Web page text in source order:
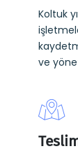
Koltuk
ve